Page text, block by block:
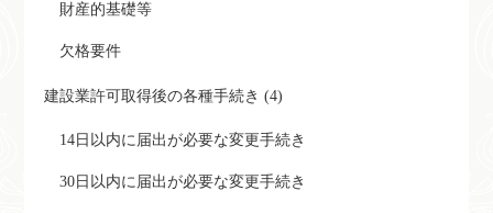
財産的基礎等
欠格要件
建設業許可取得後の各種手続き (4)
14日以内に届出が必要な変更手続き
30日以内に届出が必要な変更手続き